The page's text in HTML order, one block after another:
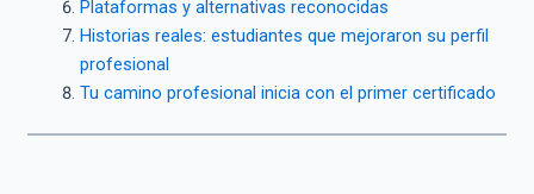
Plataformas y alternativas reconocidas
Historias reales: estudiantes que mejoraron su perfil
profesional
Tu camino profesional inicia con el primer certificado